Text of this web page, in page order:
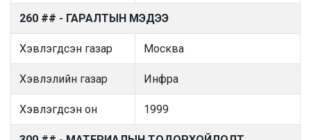
260 ## - ГАРАЛТЫН МЭДЭЭ
Хэвлэгдсэн газар Москва
Хэвлэлийн газар Инфра
Хэвлэгдсэн он 1999